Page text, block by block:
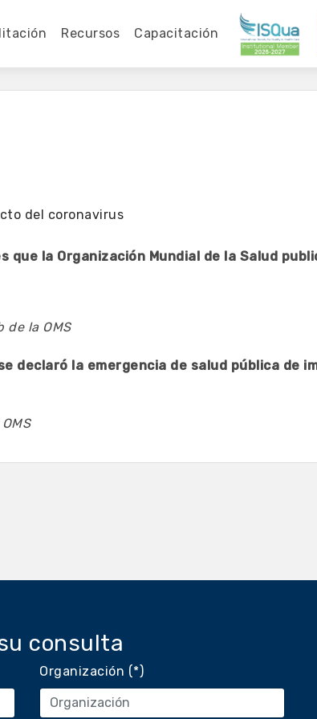
Recursos Capacitación
del coronavirus
que la Organización Mundial de la Salud
de la OMS
declaró la emergencia de salud pública
consulta
Organización (*)